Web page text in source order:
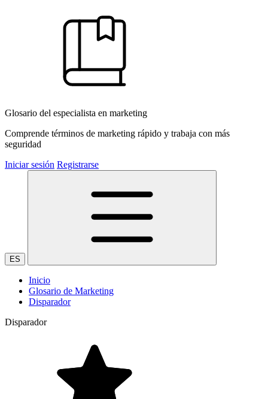
Glosario del especialista en marketing
Comprende términos de marketing rápido y trabaja con más
seguridad
Iniciar sesión Registrarse
ES
Inicio
Glosario de Marketing
Disparador
Disparador